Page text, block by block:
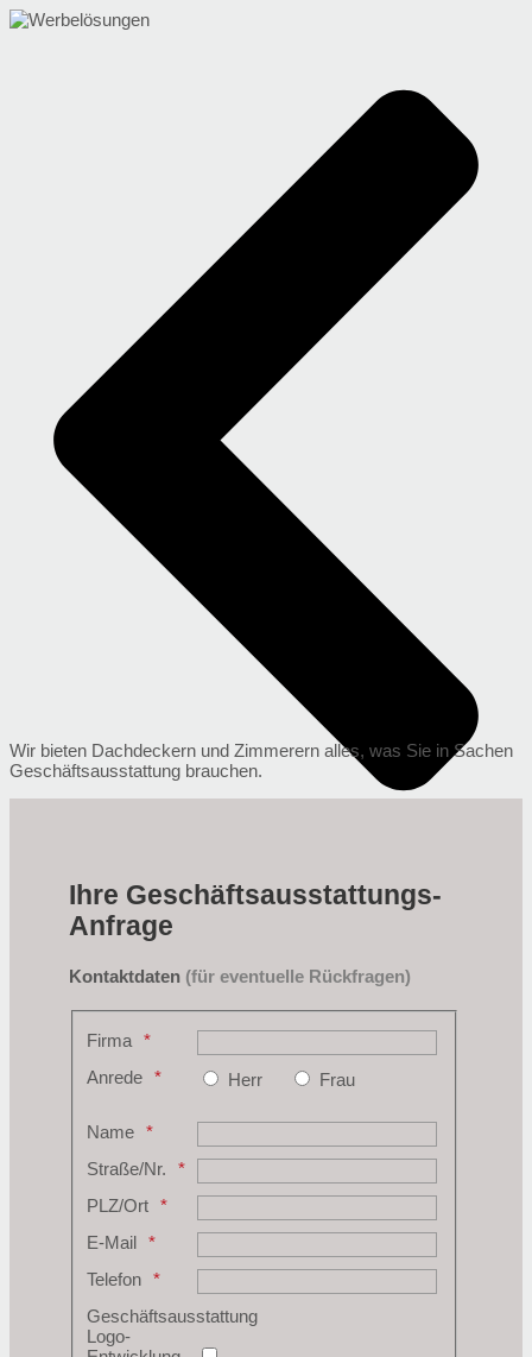
Wir bieten Dachdeckern und Zimmerern alles, was Sie in Sachen
Geschäftsausstattung brauchen.
Ihre Geschäftsausstattungs-
Anfrage
Kontaktdaten (für eventuelle Rückfragen)
Firma
Anrede
Herr Frau
Name
Straße/Nr.
PLZ/Ort
E-Mail
Telefon
Geschäftsausstattung
Logo-